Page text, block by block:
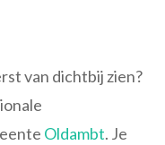
van dichtbij zien?
Oldambt. Je